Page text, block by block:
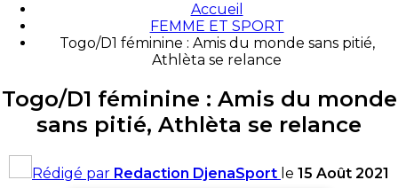
Accueil
FEMME ET SPORT
Togo/D1 féminine : Amis du monde sans pitié,
Athlèta se relance
Togo/D1 féminine : Amis du monde
sans pitié, Athlèta se relance
Rédigé par Redaction DjenaSport le 15 Août 2021